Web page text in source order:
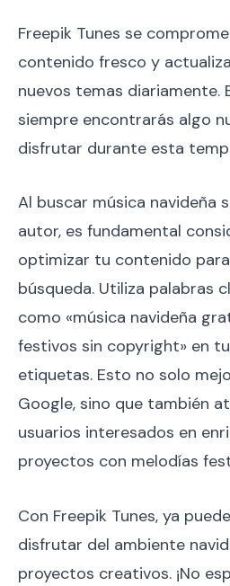
Freepik Tunes se
contenido fresco y
nuevos temas diariamente.
siempre encontrarás algo
disfrutar durante esta
Al buscar música navideña
autor, es fundamental
optimizar tu contenido
búsqueda. Utiliza palabras
como «música navideña
festivos sin copyright» en
etiquetas. Esto no solo
Google, sino que también
usuarios interesados en
proyectos con melodías
Con Freepik Tunes, ya
disfrutar del ambiente
proyectos creativos. ¡No